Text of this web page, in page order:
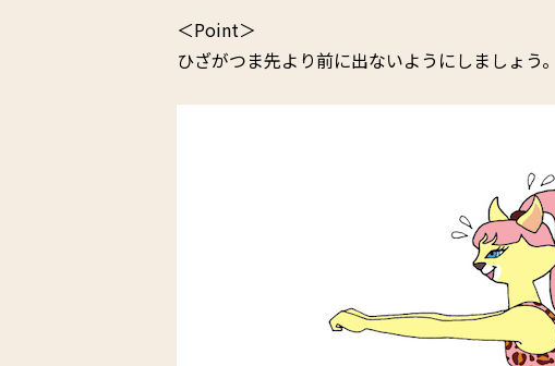
＜Point＞
ひざがつま先より前に出ないようにしましょう。